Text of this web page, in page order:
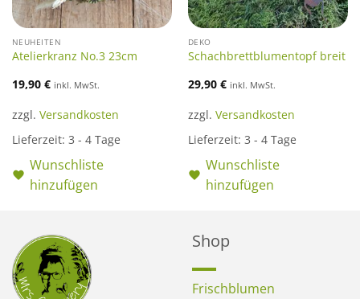
NEUHEITEN
Atelierkranz No.3 23cm
19,90 € inkl. MwSt.
zzgl. Versandkosten
Lieferzeit: 3 - 4 Tage
Wunschliste
hinzufügen
DEKO
Schachbrettblumentopf breit
29,90 € inkl. MwSt.
zzgl. Versandkosten
Lieferzeit: 3 - 4 Tage
Wunschliste
hinzufügen
Shop
Frischblumen